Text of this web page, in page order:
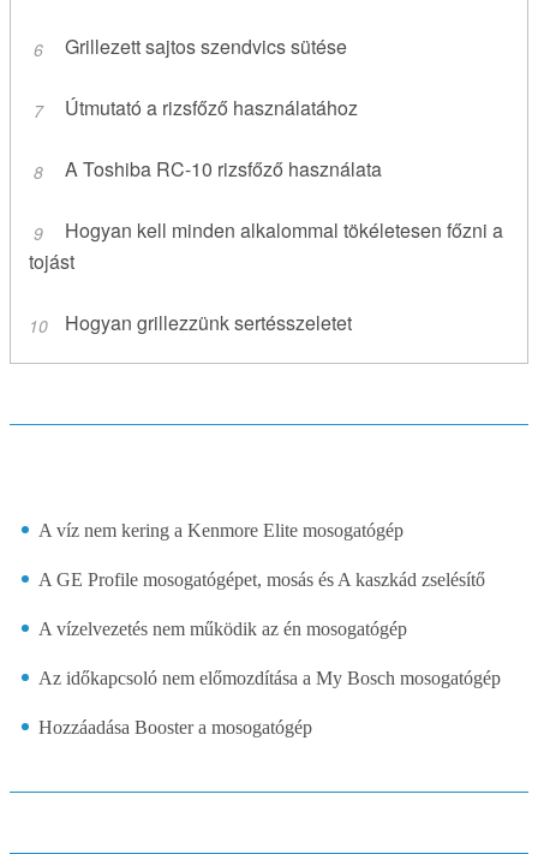
Grillezett sajtos szendvics sütése
Útmutató a rizsfőző használatához
A Toshiba RC-10 rizsfőző használata
Hogyan kell minden alkalommal tökéletesen főzni a
tojást
Hogyan grillezzünk sertésszeletet
A víz nem kering a Kenmore Elite mosogatógép
A GE Profile mosogatógépet, mosás és A kaszkád zselésítő
A vízelvezetés nem működik az én mosogatógép
Az időkapcsoló nem előmozdítása a My Bosch mosogatógép
Hozzáadása Booster a mosogatógép